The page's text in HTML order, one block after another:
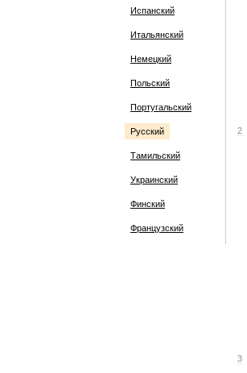
Испанский
Итальянский
Немецкий
Польский
Португальский
Русский
Тамильский
Украинский
Финский
Французский
2
3